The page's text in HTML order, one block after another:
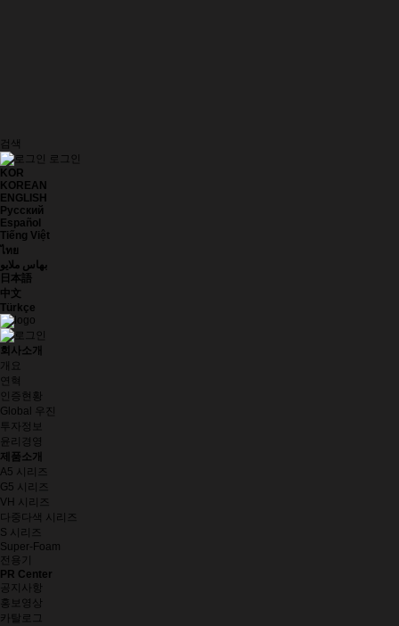
검색
로그인
KOR
KOREAN
ENGLISH
Русский
Español
Tiếng Việt
ไทย
بهاس ملايو
日本語
中文
Türkçe
회사소개
개요
연혁
인증현황
Global 우진
투자정보
윤리경영
제품소개
A5 시리즈
G5 시리즈
VH 시리즈
다중다색 시리즈
S 시리즈
Super-Foam
전용기
PR Center
공지사항
홍보영상
카탈로그